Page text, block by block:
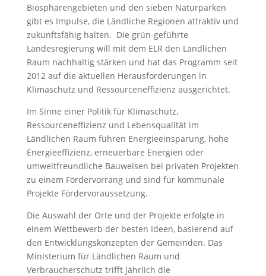
Biosphärengebieten und den sieben Naturparken
gibt es Impulse, die Ländliche Regionen attraktiv und
zukunftsfähig halten. Die grün-geführte
Landesregierung will mit dem ELR den Ländlichen
Raum nachhaltig stärken und hat das Programm seit
2012 auf die aktuellen Herausforderungen in
Klimaschutz und Ressourceneffizienz ausgerichtet.
Im Sinne einer Politik für Klimaschutz,
Ressourceneffizienz und Lebensqualität im
Ländlichen Raum führen Energieeinsparung, hohe
Energieeffizienz, erneuerbare Energien oder
umweltfreundliche Bauweisen bei privaten Projekten
zu einem Fördervorrang und sind für kommunale
Projekte Fördervoraussetzung.
Die Auswahl der Orte und der Projekte erfolgte in
einem Wettbewerb der besten Ideen, basierend auf
den Entwicklungskonzepten der Gemeinden. Das
Ministerium für Ländlichen Raum und
Verbraucherschutz trifft jährlich die